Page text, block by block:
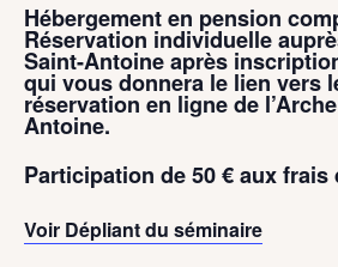
Hébergement en pension
Réservation individuelle
Saint-Antoineaprès
qui vous donnera le lien vers
réservation en ligne de
Antoine.
Participation de 50 € aux frais
Voir Dépliant du séminaire